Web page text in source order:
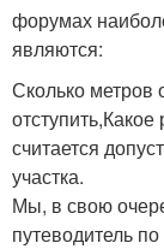
форумах
являются:
Сколько метров
считается
участка.
Мы, в свою
путеводитель